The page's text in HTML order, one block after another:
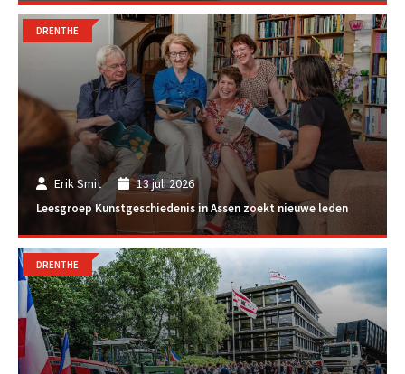
Erik Smit 13 juli 2026
Leesgroep Kunstgeschiedenis in Assen zoekt nieuwe leden
DRENTHE
DRENTHE